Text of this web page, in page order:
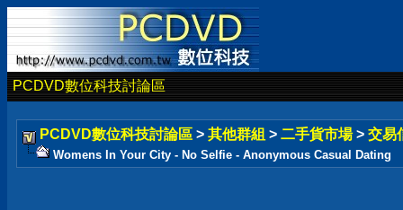
PCDVD數位科技討論區
PCDVD數位科技討論區 > 其他群組 > 二手貨市場 > 交易
Womens In Your City - No Selfie - Anonymous Casual Dating